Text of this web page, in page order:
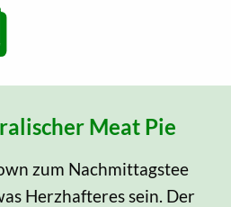
Meat Pie
zum Nachmittagstee
Herzhafteres sein. Der